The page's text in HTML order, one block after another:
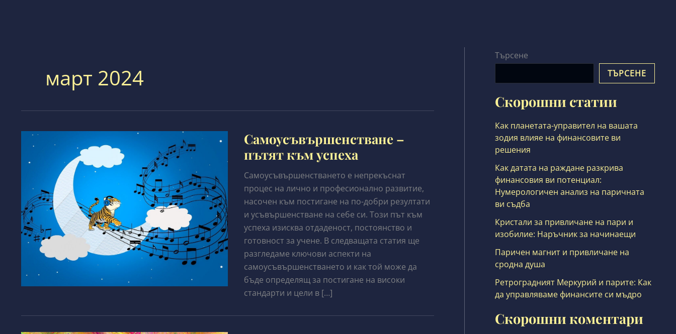
март 2024
Самоусъвършенстване –
пътят към успеха
Самоусъвършенстването е непрекъснат
процес на лично и професионално развитие,
насочен към постигане на по-добри резултати
и усъвършенстване на себе си. Този път към
успеха изисква отдаденост, постоянство и
готовност за учене. В следващата статия ще
разгледаме ключови аспекти на
самоусъвършенстването и как той може да
бъде определящ за постигане на високи
стандарти и цели в […]
Търсене
ТЪРСЕНЕ
Скорошни статии
Как планетата-управител на вашата
зодия влияе на финансовите ви
решения
Как датата на раждане разкрива
финансовия ви потенциал:
Нумерологичен анализ на паричната
ви съдба
Кристали за привличане на пари и
изобилие: Наръчник за начинаещи
Паричен магнит и привличане на
сродна душа
Ретроградният Меркурий и парите: Как
да управляваме финансите си мъдро
Скорошни коментари